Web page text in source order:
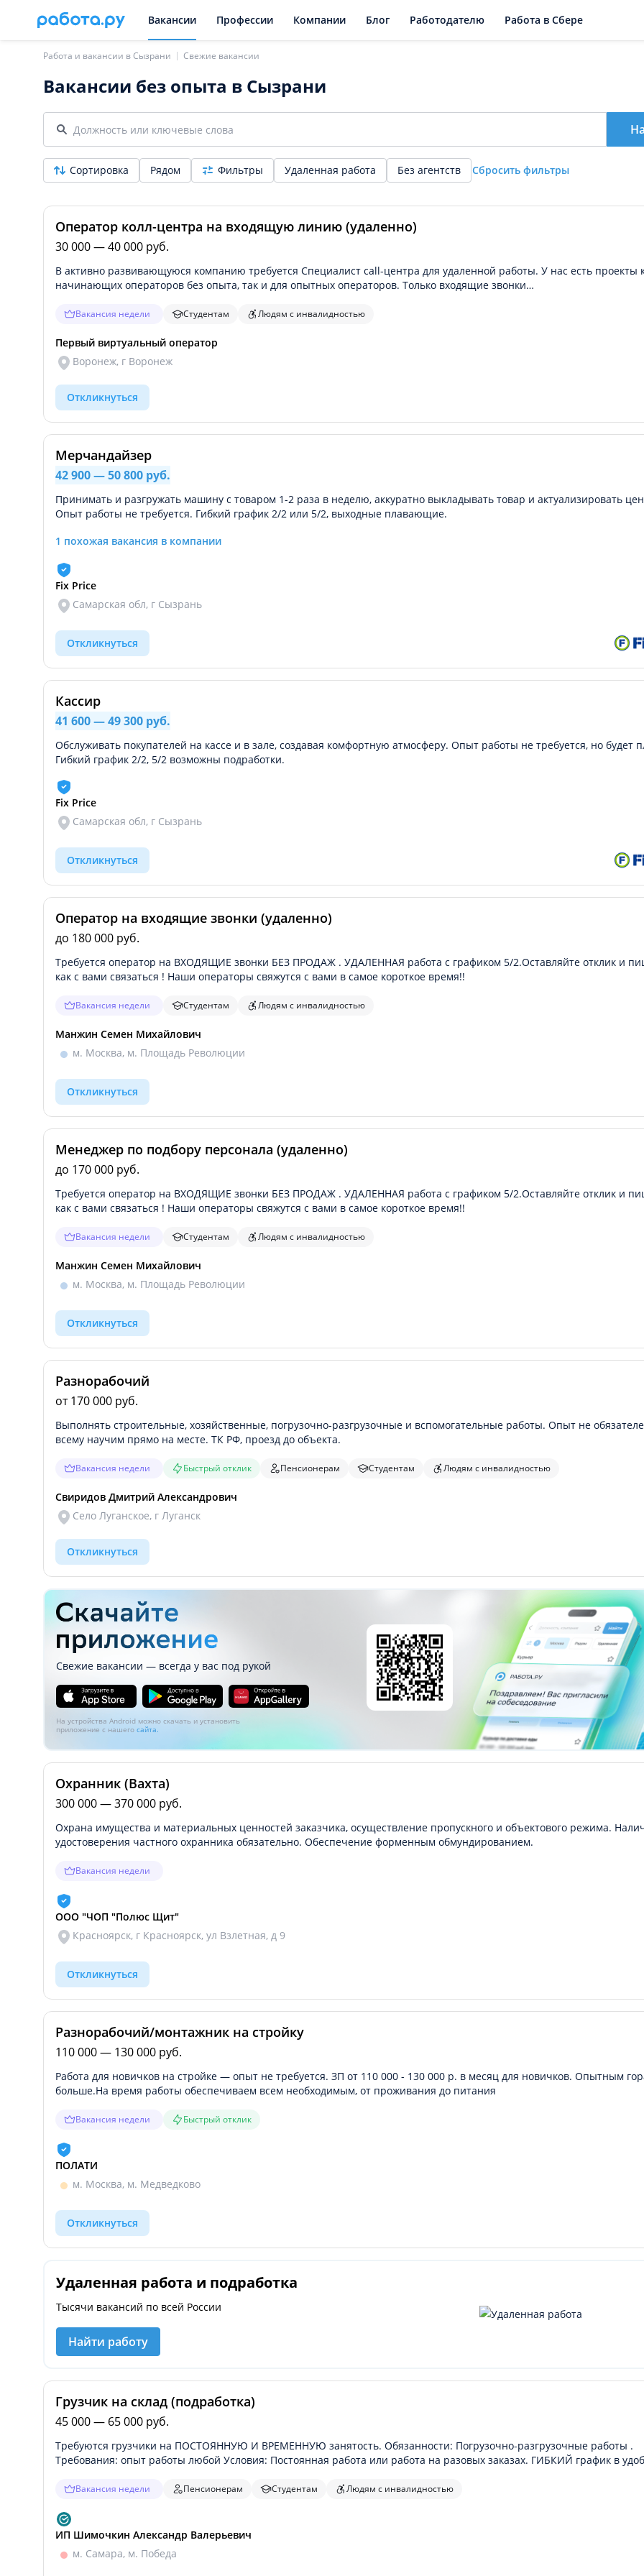
Вакансии Профессии Компании Блог Работодателю Работа в Сбере
Работа и вакансии в Сызрани Свежие вакансии
Вакансии без опыта в Сызрани
Сортировка Рядом Фильтры Удаленная работа Без агентств Сбросить фильтры
Оператор колл-центра на входящую линию (удаленно)
30 000 — 40 000 руб.
В активно развивающуюся компанию требуется Специалист call-центра для удаленной работы. У нас есть проекты
начинающих операторов без опыта, так и для опытных операторов. Только входящие звонки…
Вакансия недели Студентам Людям с инвалидностью
Первый виртуальный оператор
Воронеж, г Воронеж
Откликнуться
Мерчандайзер
42 900 — 50 800 руб.
Принимать и разгружать машину с товаром 1-2 раза в неделю, аккуратно выкладывать товар и актуализировать
Опыт работы не требуется. Гибкий график 2/2 или 5/2, выходные плавающие.
1 похожая вакансия в компании
Fix Price
Самарская обл, г Сызрань
Откликнуться
Кассир
41 600 — 49 300 руб.
Обслуживать покупателей на кассе и в зале, создавая комфортную атмосферу. Опыт работы не требуется, но будет
Гибкий график 2/2, 5/2 возможны подработки.
Fix Price
Самарская обл, г Сызрань
Откликнуться
Оператор на входящие звонки (удаленно)
до 180 000 руб.
Требуется оператор на ВХОДЯЩИЕ звонки БЕЗ ПРОДАЖ . УДАЛЕННАЯ работа с графиком 5/2.Оставляйте отклик и
как с вами связаться ! Наши операторы свяжутся с вами в самое короткое время!!
Вакансия недели Студентам Людям с инвалидностью
Манжин Семен Михайлович
м. Москва, м. Площадь Революции
Откликнуться
Менеджер по подбору персонала (удаленно)
до 170 000 руб.
Требуется оператор на ВХОДЯЩИЕ звонки БЕЗ ПРОДАЖ . УДАЛЕННАЯ работа с графиком 5/2.Оставляйте отклик и
как с вами связаться ! Наши операторы свяжутся с вами в самое короткое время!!
Вакансия недели Студентам Людям с инвалидностью
Манжин Семен Михайлович
м. Москва, м. Площадь Революции
Откликнуться
Разнорабочий
от 170 000 руб.
Выполнять строительные, хозяйственные, погрузочно-разгрузочные и вспомогательные работы. Опыт не
всему научим прямо на месте. ТК РФ, проезд до объекта.
Вакансия недели Быстрый отклик Пенсионерам Студентам Людям с инвалидностью
Свиридов Дмитрий Александрович
Село Луганское, г Луганск
Откликнуться
Свежие вакансии — всегда у вас под рукой
На устройства Android можно скачать и установить
приложение с нашего сайта.
Охранник (Вахта)
300 000 — 370 000 руб.
Охрана имущества и материальных ценностей заказчика, осуществление пропускного и объектового режима.
удостоверения частного охранника обязательно. Обеспечение форменным обмундированием.
Вакансия недели
ООО "ЧОП "Полюс Щит"
Красноярск, г Красноярск, ул Взлетная, д 9
Откликнуться
Разнорабочий/монтажник на стройку
110 000 — 130 000 руб.
Работа для новичков на стройке — опыт не требуется. ЗП от 110 000 - 130 000 р. в месяц для новичков. Опытным
больше.На время работы обеспечиваем всем необходимым, от проживания до питания
Вакансия недели Быстрый отклик
ПОЛАТИ
м. Москва, м. Медведково
Откликнуться
Удаленная работа и подработка
Тысячи вакансий по всей России
Найти работу
Грузчик на склад (подработка)
45 000 — 65 000 руб.
Требуются грузчики на ПОСТОЯННУЮ И ВРЕМЕННУЮ занятость. Обязанности: Погрузочно-разгрузочные работы .
Требования: опыт работы любой Условия: Постоянная работа или работа на разовых заказах. ГИБКИЙ график в
Вакансия недели Пенсионерам Студентам Людям с инвалидностью
ИП Шимочкин Александр Валерьевич
м. Самара, м. Победа